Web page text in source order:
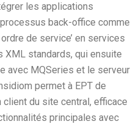
les applications
back-office comme
ordre de service’ en services
standards, qui ensuite
avec MQSeries et le serveur
permet à EPT de
du site central, efficace
principales avec